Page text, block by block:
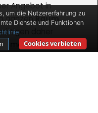
Angebot in
ganzenRaum
daher
mobil sind und
um die Nutzererfahrung zu
Dienste und Funktionen
Cookies verbieten